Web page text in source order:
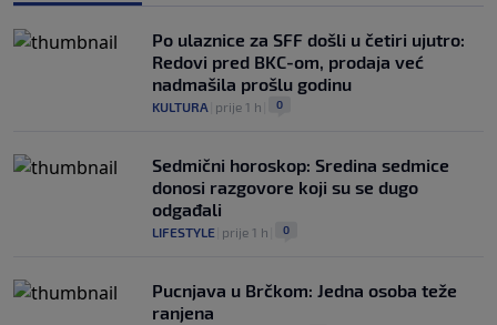
Po ulaznice za SFF došli u četiri ujutro:
Redovi pred BKC-om, prodaja već
nadmašila prošlu godinu
KULTURA prije 1 h 0
Sedmični horoskop: Sredina sedmice
donosi razgovore koji su se dugo
odgađali
LIFESTYLE prije 1 h 0
Pucnjava u Brčkom: Jedna osoba teže
ranjena